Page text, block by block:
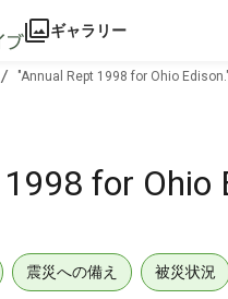
ギャラリー
"Annual Rept 1998 for Ohio Edison."
for Ohio
震災への備え 被災状況